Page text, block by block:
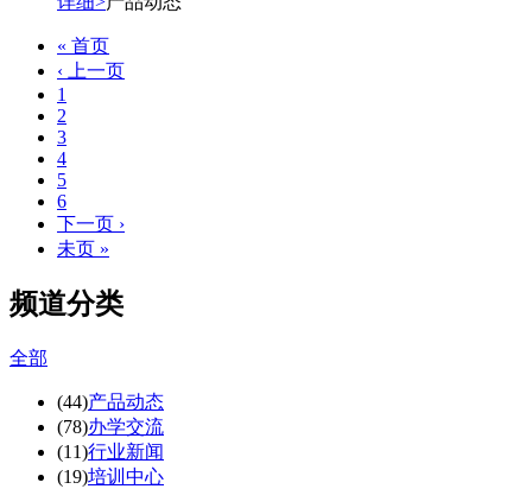
« 首页
‹ 上一页
1
2
3
4
5
6
下一页 ›
未页 »
频道分类
全部
(44)产品动态
(78)办学交流
(11)行业新闻
(19)培训中心